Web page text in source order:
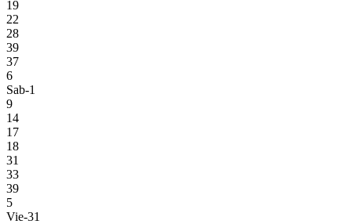
19
22
28
39
37
6
Sab-1
9
14
17
18
31
33
39
5
Vie-31